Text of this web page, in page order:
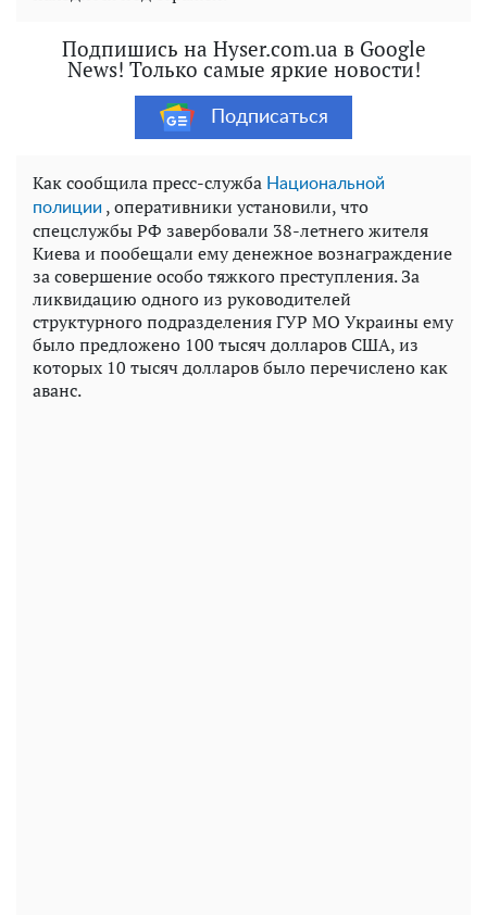
Подпишись на Hyser.com.ua в Google
News! Только самые яркие новости!
Подписаться
Как сообщила пресс-служба Национальной
полиции , оперативники установили, что
спецслужбы РФ завербовали 38-летнего жителя
Киева и пообещали ему денежное вознаграждение
за совершение особо тяжкого преступления. За
ликвидацию одного из руководителей
структурного подразделения ГУР МО Украины ему
было предложено 100 тысяч долларов США, из
которых 10 тысяч долларов было перечислено как
аванс.